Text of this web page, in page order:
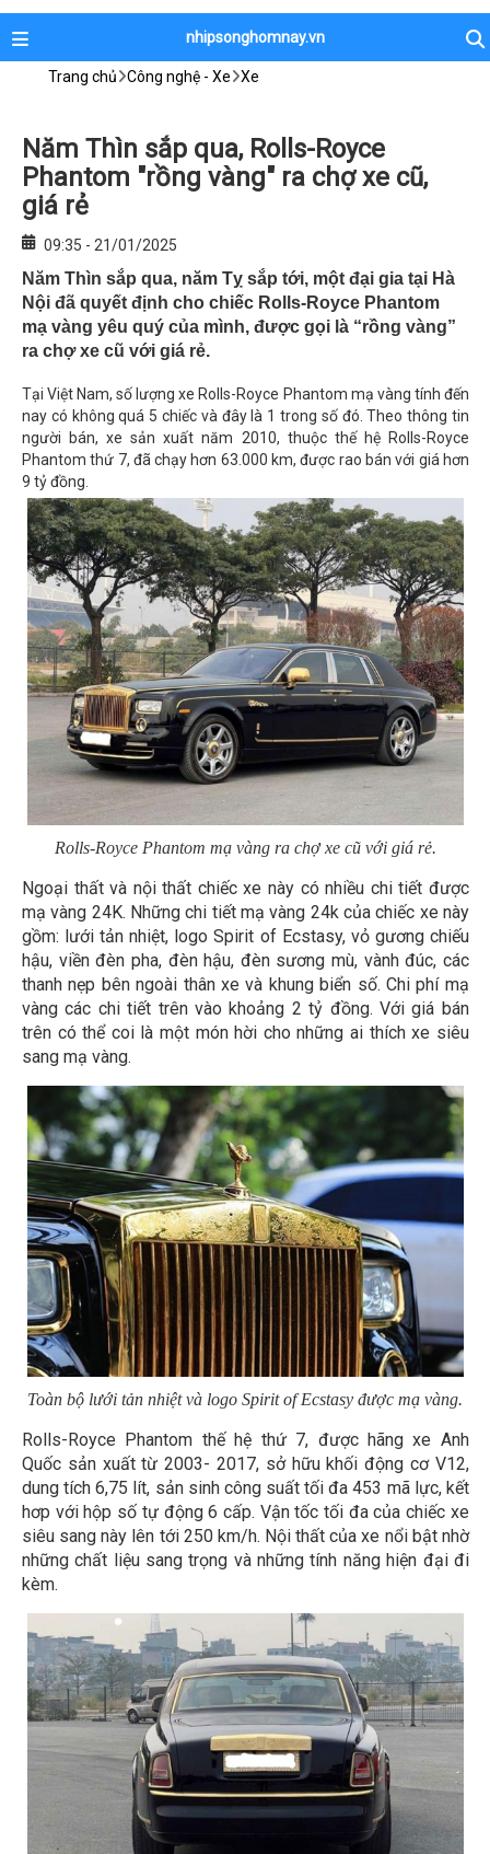
nhipsonghomnay.vn
Trang chủ Công nghệ - Xe Xe
Năm Thìn sắp qua, Rolls-Royce
Phantom "rồng vàng" ra chợ xe cũ,
giá rẻ
09:35 - 21/01/2025
Năm Thìn sắp qua, năm Tỵ sắp tới, một đại gia tại Hà
Nội đã quyết định cho chiếc Rolls-Royce Phantom
mạ vàng yêu quý của mình, được gọi là “rồng vàng”
ra chợ xe cũ với giá rẻ.
Tại Việt Nam, số lượng xe Rolls-Royce Phantom mạ vàng tính đến
nay có không quá 5 chiếc và đây là 1 trong số đó. Theo thông tin
người bán, xe sản xuất năm 2010, thuộc thế hệ Rolls-Royce
Phantom thứ 7, đã chạy hơn 63.000 km, được rao bán với giá hơn
9 tỷ đồng.
Rolls-Royce Phantom mạ vàng ra chợ xe cũ với giá rẻ.
Ngoại thất và nội thất chiếc xe này có nhiều chi tiết được
mạ vàng 24K. Những chi tiết mạ vàng 24k của chiếc xe này
gồm: lưới tản nhiệt, logo Spirit of Ecstasy, vỏ gương chiếu
hậu, viền đèn pha, đèn hậu, đèn sương mù, vành đúc, các
thanh nẹp bên ngoài thân xe và khung biển số. Chi phí mạ
vàng các chi tiết trên vào khoảng 2 tỷ đồng. Với giá bán
trên có thể coi là một món hời cho những ai thích xe siêu
sang mạ vàng.
Toàn bộ lưới tản nhiệt và logo Spirit of Ecstasy được mạ vàng.
Rolls-Royce Phantom thế hệ thứ 7, được hãng xe Anh
Quốc sản xuất từ 2003- 2017, sở hữu khối động cơ V12,
dung tích 6,75 lít, sản sinh công suất tối đa 453 mã lực, kết
hơp với hộp số tự động 6 cấp. Vận tốc tối đa của chiếc xe
siêu sang này lên tới 250 km/h. Nội thất của xe nổi bật nhờ
những chất liệu sang trọng và những tính năng hiện đại đi
kèm.